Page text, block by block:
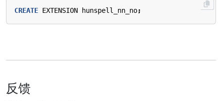
CREATE EXTENSION hunspell_nn_no;
反馈